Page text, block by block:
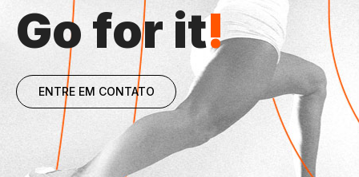
Go for it!
ENTRE EM CONTATO